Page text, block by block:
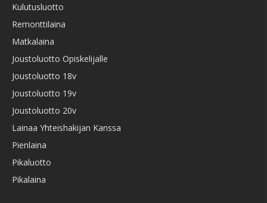
Kulutusluotto
Remonttilaina
Matkalaina
Joustoluotto Opiskelijalle
Joustoluotto 18v
Joustoluotto 19v
Joustoluotto 20v
Lainaa Yhteishakijan Kanssa
Pienlaina
Pikaluotto
Pikalaina